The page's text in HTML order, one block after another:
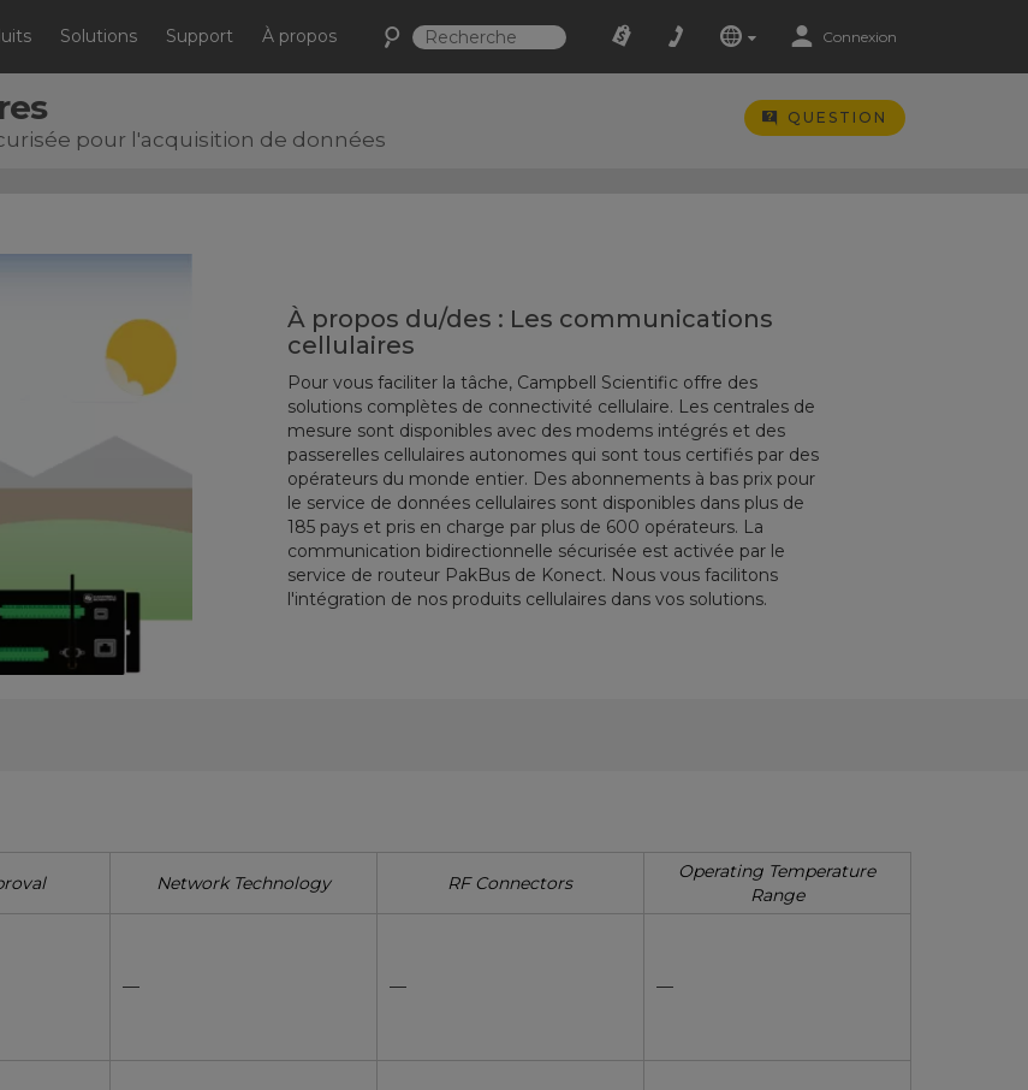
Solutions Support À propos Connexion
pour l'acquisition de données
QUESTION
À propos du/des : Les communications
cellulaires
Pour vous faciliter la tâche, Campbell Scientific offre des
solutions complètes de connectivité cellulaire. Les centrales de
mesure sont disponibles avec des modems intégrés et des
passerelles cellulaires autonomes qui sont tous certifiés par des
opérateurs du monde entier. Des abonnements à bas prix pour
le service de données cellulaires sont disponibles dans plus de
185 pays et pris en charge par plus de 600 opérateurs. La
communication bidirectionnelle sécurisée est activée par le
service de routeur PakBus de Konect. Nous vous facilitons
l'intégration de nos produits cellulaires dans vos solutions.
Network Technology RF Connectors
Operating Temperature
Range
— — —